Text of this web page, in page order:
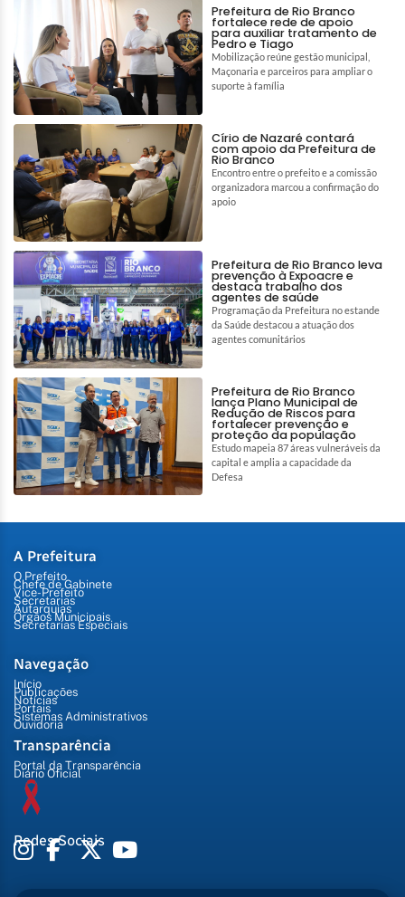
Prefeitura de Rio Branco
fortalece rede de apoio
para auxiliar tratamento de
Pedro e Tiago
Mobilização reúne gestão municipal,
Maçonaria e parceiros para ampliar o
suporte à família
Círio de Nazaré contará
com apoio da Prefeitura de
Rio Branco
Encontro entre o prefeito e a comissão
organizadora marcou a confirmação do
apoio
Prefeitura de Rio Branco leva
prevenção à Expoacre e
destaca trabalho dos
agentes de saúde
Programação da Prefeitura no estande
da Saúde destacou a atuação dos
agentes comunitários
Prefeitura de Rio Branco
lança Plano Municipal de
Redução de Riscos para
fortalecer prevenção e
proteção da população
Estudo mapeia 87 áreas vulneráveis da
capital e amplia a capacidade da
Defesa
A Prefeitura
O Prefeito
Chefe de Gabinete
Vice-Prefeito
Secretarias
Autarquias
Órgãos Municipais
Secretarias Especiais
Navegação
Início
Publicações
Notícias
Portais
Sistemas Administrativos
Ouvidoria
Transparência
Portal da Transparência
Diário Oficial
Redes Sociais